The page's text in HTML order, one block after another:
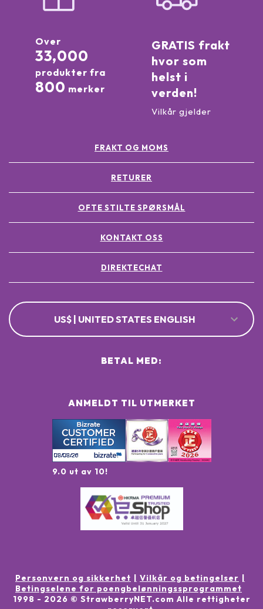
Over
33,000
produkter fra
800 merker
GRATIS frakt
hvor som
helst i
verden!
Vilkår gjelder
FRAKT OG MOMS
RETURER
OFTE STILTE SPØRSMÅL
KONTAKT OSS
DIREKTECHAT
US$ | UNITED STATES ENGLISH
ANMELDT TIL UTMERKET
9.0 ut av 10!
BETAL MED:
Personvern og sikkerhet
Vilkår og betingelser
Betingselene for poengbelønningssprogrammet
1998 - 2026 © StrawberryNET.com Alle rettigheter